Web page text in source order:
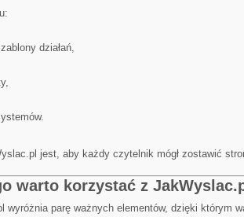
działań,
jest, aby każdy czytelnik mógł zostawić
warto korzystać z
wyróżnia parę ważnych elementów, dzięki którym